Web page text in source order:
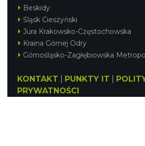
Beskidy
Śląsk Cieszyński
Jura Krakowsko-Częstochowska
Kraina Górnej Odry
Górnośląsko-Zagłębiowska
KONTAKT PUNKTY IT
PRYWATNOŚCI